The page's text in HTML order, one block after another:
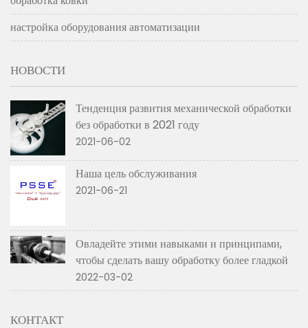
настройка оборудования автоматизации
НОВОСТИ
Тенденция развития механической обработки
без обработки в 2021 году
2021-06-02
Наша цель обслуживания
2021-06-21
Овладейте этими навыками и принципами,
чтобы сделать вашу обработку более гладкой
2022-03-02
КОНТАКТ